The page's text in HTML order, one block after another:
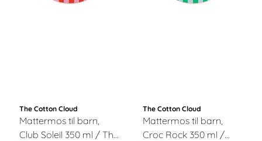
The Cotton Cloud
Mattermos til barn,
Club Soleil 350 ml / The
The Cotton Cloud
Mattermos til barn,
Croc Rock 350 ml /